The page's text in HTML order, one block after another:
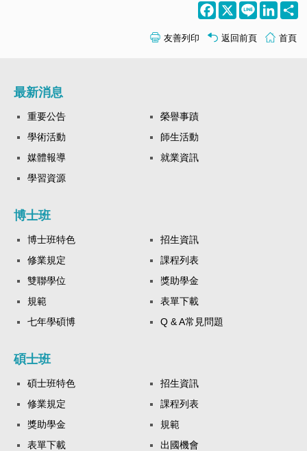
Facebook
X Line
友善列印 返回前頁 首頁
最新消息
重要公告
榮譽事蹟
學術活動
師生活動
媒體報導
就業資訊
學習資源
博士班
博士班特色
招生資訊
修業規定
課程列表
雙聯學位
獎助學金
規範
表單下載
七年學碩博
Q & A常見問題
碩士班
碩士班特色
招生資訊
修業規定
課程列表
獎助學金
規範
表單下載
出國機會